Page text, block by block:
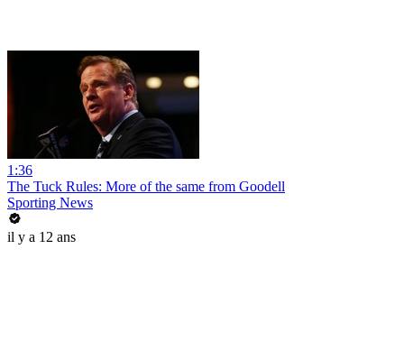
1:36
The Tuck Rules: More of the same from Goodell
Sporting News
il y a 12 ans